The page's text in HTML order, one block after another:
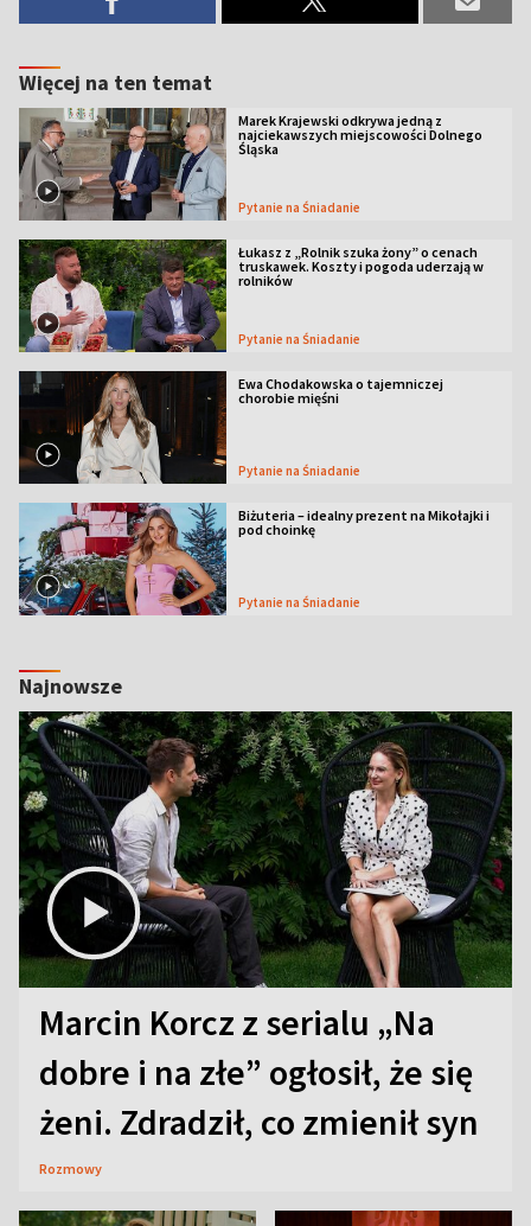
Więcej na ten temat
Marek Krajewski odkrywa jedną z
najciekawszych miejscowości Dolnego
Śląska
Pytanie na Śniadanie
Łukasz z „Rolnik szuka żony” o cenach
truskawek. Koszty i pogoda uderzają w
rolników
Pytanie na Śniadanie
Ewa Chodakowska o tajemniczej
chorobie mięśni
Pytanie na Śniadanie
Biżuteria – idealny prezent na Mikołajki i
pod choinkę
Pytanie na Śniadanie
Najnowsze
Marcin Korcz z serialu „Na
dobre i na złe” ogłosił, że się
żeni. Zdradził, co zmienił syn
Rozmowy